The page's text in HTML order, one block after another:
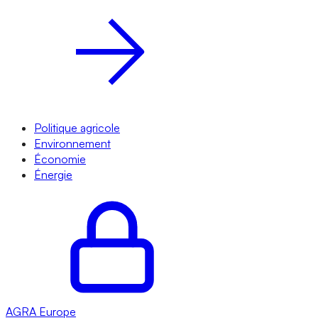
Politique agricole
Environnement
Économie
Énergie
AGRA Europe